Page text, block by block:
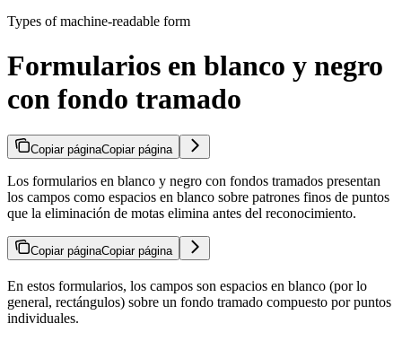
Types of machine-readable form
Formularios en blanco y negro
con fondo tramado
Copiar páginaCopiar página
Los formularios en blanco y negro con fondos tramados presentan
los campos como espacios en blanco sobre patrones finos de puntos
que la eliminación de motas elimina antes del reconocimiento.
Copiar páginaCopiar página
En estos formularios, los campos son espacios en blanco (por lo
general, rectángulos) sobre un fondo tramado compuesto por puntos
individuales.